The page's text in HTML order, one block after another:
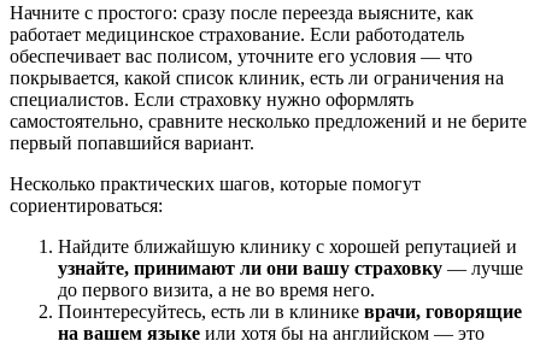
Начните с простого: сразу после переезда выясните, как
работает медицинское страхование. Если работодатель
обеспечивает вас полисом, уточните его условия — что
покрывается, какой список клиник, есть ли ограничения на
специалистов. Если страховку нужно оформлять
самостоятельно, сравните несколько предложений и не берите
первый попавшийся вариант.
Несколько практических шагов, которые помогут
сориентироваться:
Найдите ближайшую клинику с хорошей репутацией и
узнайте, принимают ли они вашу страховку — лучше
до первого визита, а не во время него.
Поинтересуйтесь, есть ли в клинике врачи, говорящие
на вашем языке или хотя бы на английском — это